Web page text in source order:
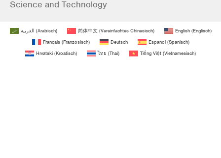
Science and Technology
العربية (Arabisch) 简体中文(Vereinfachtes Chinesisch) English(Englisch)
Français(Französisch) Deutsch Español(Spanisch)
Hrvatski (Kroatisch) ไทย (Thai) Tiếng Việt (Vietnamesisch)